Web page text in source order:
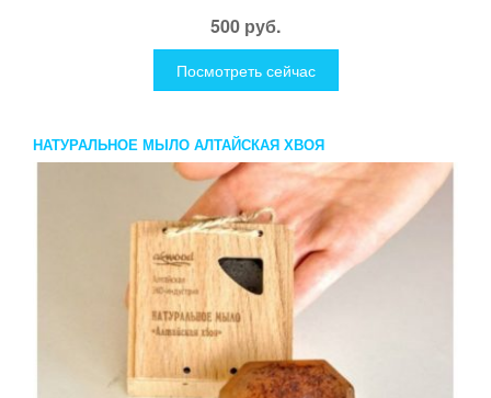
500 руб.
Посмотреть сейчас
НАТУРАЛЬНОЕ МЫЛО АЛТАЙСКАЯ ХВОЯ